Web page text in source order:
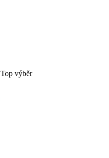
Top výběr